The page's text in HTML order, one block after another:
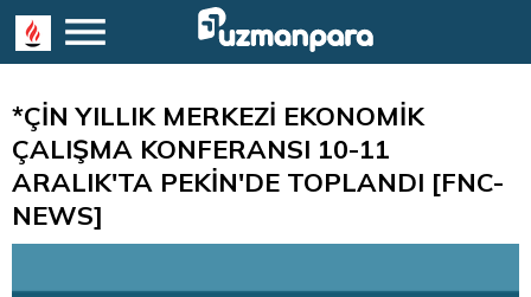
*ÇİN YILLIK MERKEZİ EKONOMİK
ÇALIŞMA KONFERANSI 10-11
ARALIK'TA PEKİN'DE TOPLANDI [FNC-
NEWS]